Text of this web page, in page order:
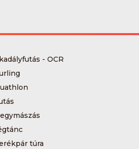
- OCR
túra